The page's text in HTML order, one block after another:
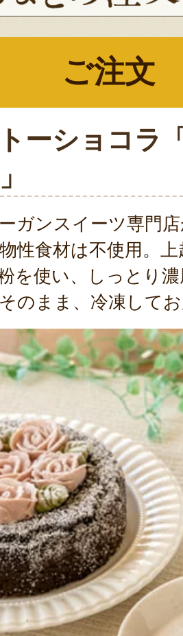
ご注文
ーショコラ
ガンスイーツ専門
性食材は不使用。
を使い、しっとり
のまま、冷凍して